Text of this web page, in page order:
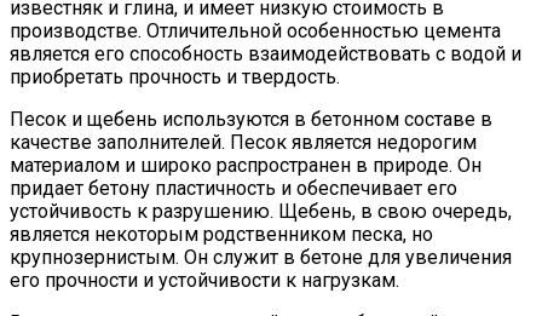
известняк и глина, и имеет низкую стоимость в
производстве. Отличительной особенностью цемента
является его способность взаимодействовать с водой и
приобретать прочность и твердость.
Песок и щебень используются в бетонном составе в
качестве заполнителей. Песок является недорогим
материалом и широко распространен в природе. Он
придает бетону пластичность и обеспечивает его
устойчивость к разрушению. Щебень, в свою очередь,
является некоторым родственником песка, но
крупнозернистым. Он служит в бетоне для увеличения
его прочности и устойчивости к нагрузкам.